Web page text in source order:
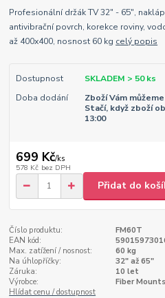
Profesionální držák TV 32" - 65",
antivibrační povrch, korekce roviny,
až 400x400, nosnost 60 kg celý popis
Dostupnost
SKLADEM > 50 ks
Doba dodání
Zboží Vám
Stačí, když zboží
13:00
699 Kč/ks
578 Kč bez DPH
Přidat do
Číslo produktu:
FM60T
EAN kód:
Max. zatížení / nosnost:
60 kg
Na úhlopříčky:
32" až 65"
Záruka:
10 let
Výrobce:
Fiber Mounts
Hlídat cenu / dostupnost